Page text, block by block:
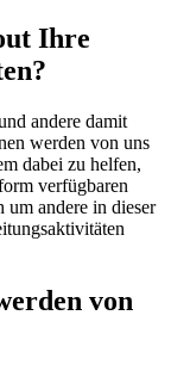
Ihre
andere damit
werden von uns
dabei zu helfen,
verfügbaren
um andere in dieser
von